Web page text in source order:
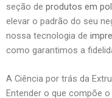
seção de produtos em
elevar o padrão do seu
nossa tecnologia de
como garantimos a
A Ciência por trás da
Entender o que compõe